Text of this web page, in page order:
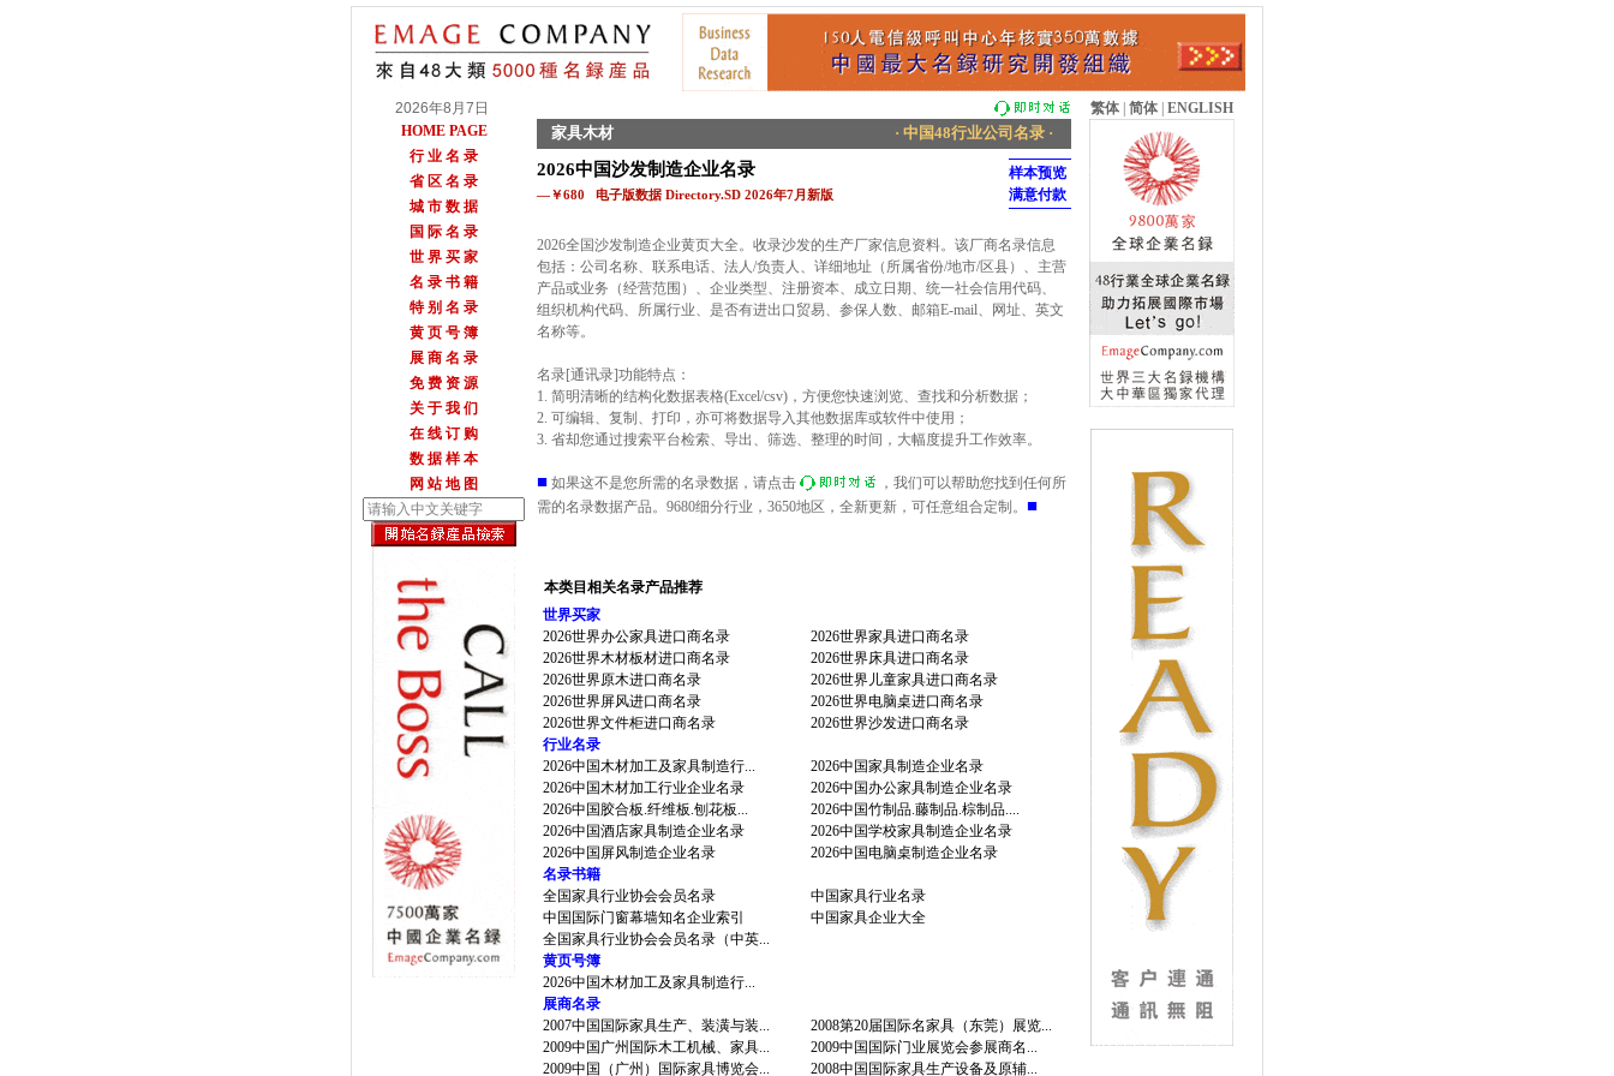
2026年8月7日 繁体 简体 ENGLISH
HOME PAGE
行 业 名 录
省 区 名 录
城 市 数 据
国 际 名 录
世 界 买 家
名 录 书 籍
特 别 名 录
黄 页 号 簿
展 商 名 录
免 费 资 源
关 于 我 们
在 线 订 购
数 据 样 本
网 站 地 图
家具木材 · 中国48行业公司名录 ·
2026中国沙发制造企业名录
—￥680 电子版数据 Directory.SD 2026年7月新版
样本预览
满意付款
2026全国沙发制造企业黄页大全。收录沙发的生产厂家信息资料。该厂商名录信息
包括：公司名称、联系电话、法人/负责人、详细地址（所属省份/地市/区县）、主营
产品或业务（经营范围）、企业类型、注册资本、成立日期、统一社会信用代码、
组织机构代码、所属行业、是否有进出口贸易、参保人数、邮箱E-mail、网址、英文
名称等。
名录[通讯录]功能特点：
1. 简明清晰的结构化数据表格(Excel/csv)，方便您快速浏览、查找和分析数据；
2. 可编辑、复制、打印，亦可将数据导入其他数据库或软件中使用；
3. 省却您通过搜索平台检索、导出、筛选、整理的时间，大幅度提升工作效率。
■ 如果这不是您所需的名录数据，请点击
，我们可以帮助您找到任何所
需的名录数据产品。9680细分行业，3650地区，全新更新，可任意组合定制。 ■
本类目相关名录产品推荐
世界买家
2026世界办公家具进口商名录
2026世界家具进口商名录
2026世界木材板材进口商名录
2026世界床具进口商名录
2026世界原木进口商名录
2026世界儿童家具进口商名录
2026世界屏风进口商名录
2026世界电脑桌进口商名录
2026世界文件柜进口商名录
2026世界沙发进口商名录
行业名录
2026中国木材加工及家具制造行...
2026中国家具制造企业名录
2026中国木材加工行业企业名录
2026中国办公家具制造企业名录
2026中国胶合板.纤维板.刨花板...
2026中国竹制品.藤制品.棕制品....
2026中国酒店家具制造企业名录
2026中国学校家具制造企业名录
2026中国屏风制造企业名录
2026中国电脑桌制造企业名录
名录书籍
全国家具行业协会会员名录
中国家具行业名录
中国国际门窗幕墙知名企业索引
中国家具企业大全
全国家具行业协会会员名录（中英...
黄页号簿
2026中国木材加工及家具制造行...
展商名录
2007中国国际家具生产、装潢与装...
2008第20届国际名家具（东莞）展览...
2009中国广州国际木工机械、家具...
2009中国国际门业展览会参展商名...
2009中国（广州）国际家具博览会...
2008中国国际家具生产设备及原辅...